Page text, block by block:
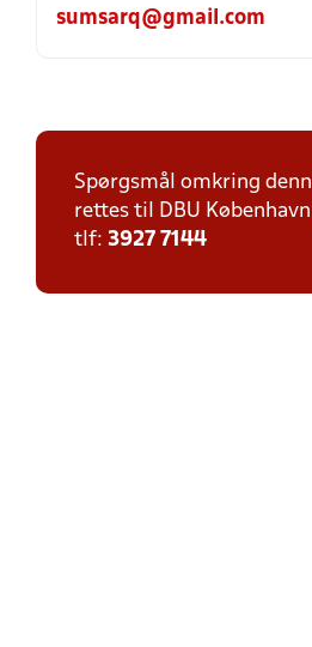
sumsarq@gmail.com
Spørgsmål omkring
rettes til DBU København
tlf: 3927 7144